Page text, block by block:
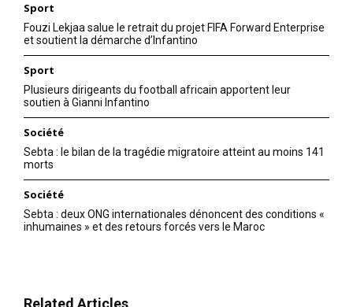
Sport
Fouzi Lekjaa salue le retrait du projet FIFA Forward Enterprise
et soutient la démarche d’Infantino
Sport
Plusieurs dirigeants du football africain apportent leur
soutien à Gianni Infantino
Société
Sebta : le bilan de la tragédie migratoire atteint au moins 141
morts
Société
Sebta : deux ONG internationales dénoncent des conditions «
inhumaines » et des retours forcés vers le Maroc